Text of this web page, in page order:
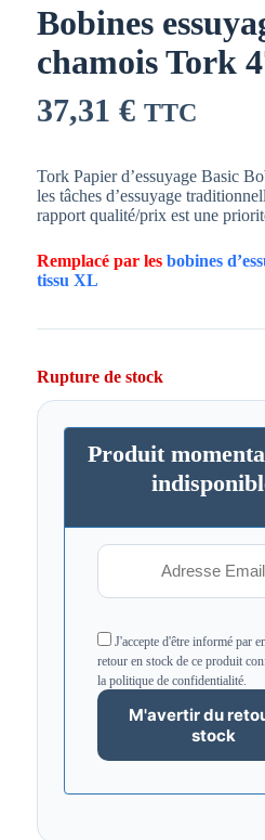
Bobines
chamois Tork
37,31 € TTC
Tork Papier d’essuyage Basic
les tâches d’essuyage
rapport qualité/prix est une
Remplacé par les bobines
tissu XL
Rupture de stock
Produit
J'accepte d'être informé par
retour en stock de ce produit
la politique de confidentialité.